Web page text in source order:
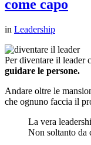
come capo
in Leadership
Per diventare il leader
guidare le persone.
Andare oltre le
che ognuno faccia il
La vera
Non soltanto da